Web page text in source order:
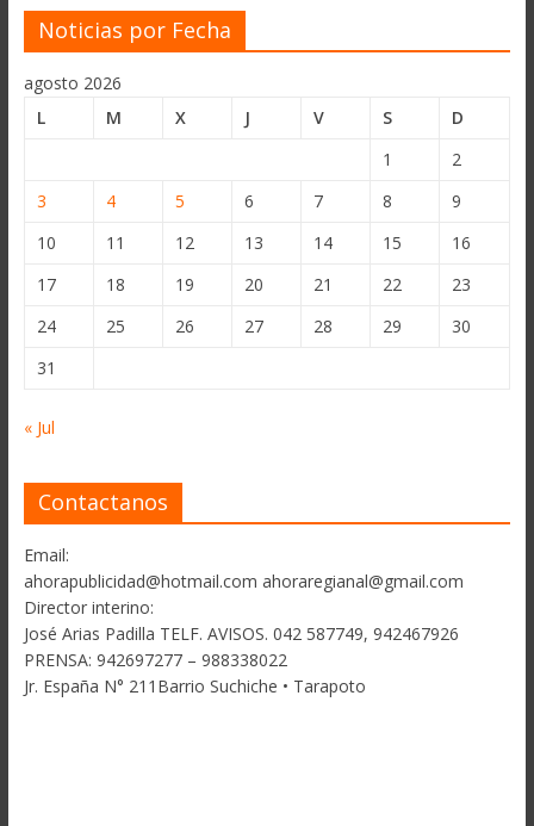
Noticias por Fecha
agosto 2026
L
M X J V S
D
1
2
3
4 5 6 7 8
9
10
11 12 13 14 15
16
17
18 19 20 21 22
23
24
25 26 27 28 29
30
31
« Jul
Contactanos
Email:
ahorapublicidad@hotmail.com ahoraregianal@gmail.com
Director interino:
José Arias Padilla TELF. AVISOS. 042 587749, 942467926
PRENSA: 942697277 – 988338022
Jr. España N° 211Barrio Suchiche • Tarapoto